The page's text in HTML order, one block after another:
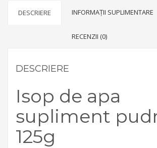
125gDESCRIERE INFORMAȚII SUPLIMENTARE
RECENZII (0)
DESCRIERE
Isop de apa
supliment
125g